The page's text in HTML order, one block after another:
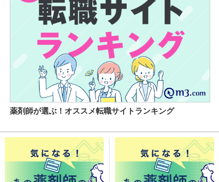
薬剤師が選ぶ！オススメ転職サイトランキング